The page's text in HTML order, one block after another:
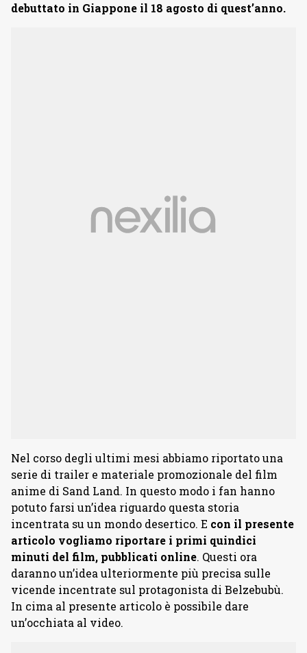
debuttato in Giappone il 18 agosto di quest’anno.
Nel corso degli ultimi mesi abbiamo riportato una
serie di trailer e materiale promozionale del film
anime di Sand Land. In questo modo i fan hanno
potuto farsi un’idea riguardo questa storia
incentrata su un mondo desertico. E con il presente
articolo vogliamo riportare i primi quindici
minuti del film, pubblicati online. Questi ora
daranno un’idea ulteriormente più precisa sulle
vicende incentrate sul protagonista di Belzebubù.
In cima al presente articolo è possibile dare
un’occhiata al video.